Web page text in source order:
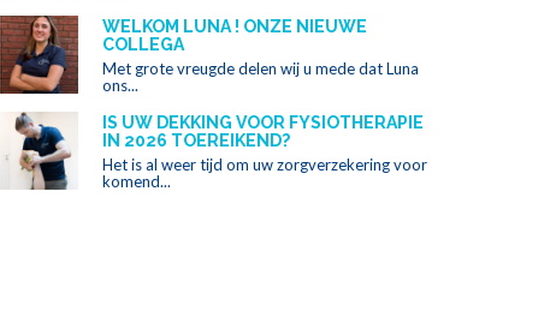
WELKOM LUNA ! ONZE NIEUWE
COLLEGA
Met grote vreugde delen wij u mede dat Luna
ons...
IS UW DEKKING VOOR FYSIOTHERAPIE
IN 2026 TOEREIKEND?
Het is al weer tijd om uw zorgverzekering voor
komend...